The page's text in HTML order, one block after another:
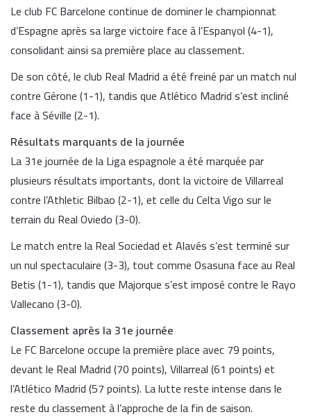
Le club FC Barcelonecontinue de dominer le championnat
d’Espagne après sa large victoire face à l’Espanyol (4-1),
consolidant ainsi sa première place au classement.
De son côté, le club Real Madrida été freiné par un match nul
contre Gérone (1-1), tandis queAtlético Madrids’est incliné
face à Séville (2-1).
Résultats marquants de la journée
La 31e journée de laLiga espagnolea été marquée par
plusieurs résultats importants, dont la victoire de Villarreal
contre l’Athletic Bilbao (2-1), et celle du Celta Vigo sur le
terrain du Real Oviedo (3-0).
Le match entre la Real Sociedad et Alavés s’est terminé sur
un nul spectaculaire (3-3), tout comme Osasuna face au Real
Betis (1-1), tandis que Majorque s’est imposé contre le Rayo
Vallecano (3-0).
Classement après la 31e journée
Le FC Barcelone occupe la première place avec 79 points,
devant le Real Madrid (70 points), Villarreal (61 points) et
l’Atlético Madrid (57 points). La lutte reste intense dans le
reste du classement à l’approche de la fin de saison.